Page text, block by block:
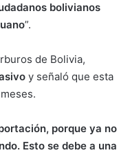
bolivianos
”.
de Bolivia,
y señaló que esta
porque ya no
Esto se debe a una